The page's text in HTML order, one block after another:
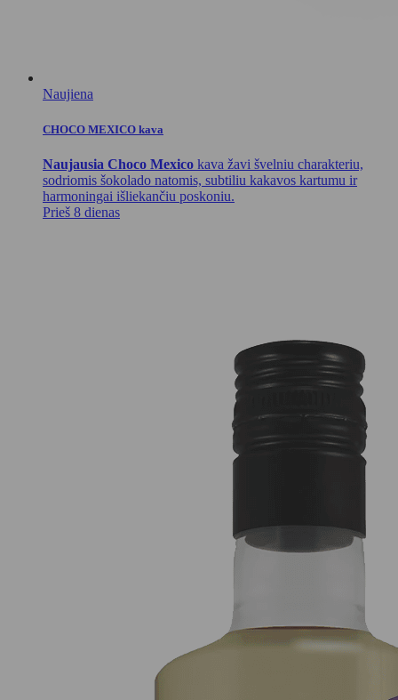
Naujiena
CHOCO MEXICO kava
Naujausia Choco Mexico kava žavi švelniu charakteriu,
sodriomis šokolado natomis, subtiliu kakavos kartumu ir
harmoningai išliekančiu poskoniu.
Prieš 8 dienas